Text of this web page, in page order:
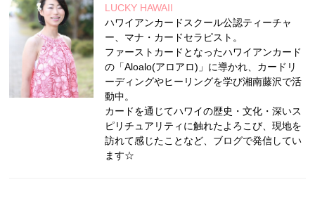
LUCKY HAWAII
ハワイアンカードスクール公認ティーチャ
ー、マナ・カードセラピスト。
ファーストカードとなったハワイアンカード
の「Aloalo(アロアロ)」に導かれ、カードリ
ーディングやヒーリングを学び湘南藤沢で活
動中。
カードを通じてハワイの歴史・文化・深いス
ピリチュアリティに触れたよろこび、現地を
訪れて感じたことなど、ブログで発信してい
ます☆